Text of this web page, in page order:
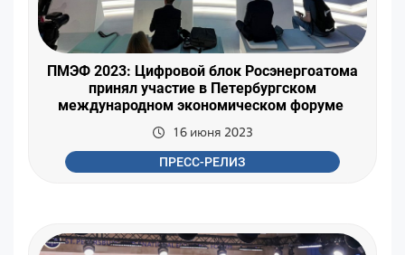
ПМЭФ 2023: Цифровой блок Росэнергоатома
принял участие в Петербургском
международном экономическом форуме
16 июня 2023
ПРЕСС-РЕЛИЗ